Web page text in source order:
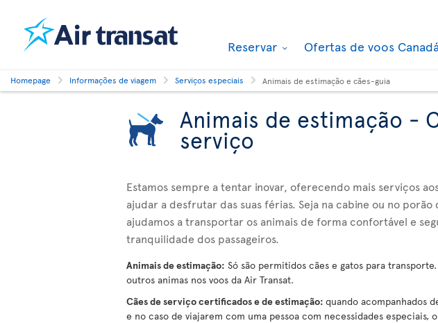
Reservar Ofertas de voos
Homepage Informações de viagem Serviços especiais Animais de estimação e cães-guia
Animais de estimação -
serviço
Estamos sempre a tentar inovar, oferecendo mais serviços
ajudar a desfrutar das suas férias. Seja na cabine ou no porão
ajudamos a transportar os animais de forma confortável e
tranquilidade dos passageiros.
Animais de estimação: Só são permitidos cães e gatos para
outros animas nos voos da Air Transat.
Cães de serviço certificados e de estimação: quando acompanhados
e no caso de viajarem com uma pessoa com necessidades especiais,